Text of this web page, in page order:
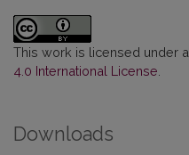
This work is licensed under a
4.0 International License
Downloads